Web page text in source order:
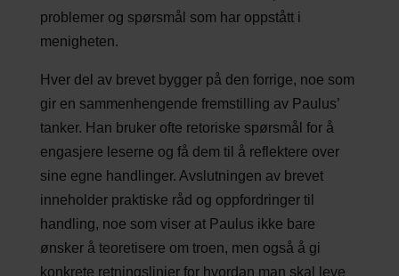
problemer og spørsmål som har oppstått i
menigheten.
Hver del av brevet bygger på den forrige, noe som
gir en sammenhengende fremstilling av Paulus’
tanker. Han bruker ofte retoriske spørsmål for å
engasjere leserne og få dem til å reflektere over
sine egne handlinger. Avslutningen av brevet
inneholder praktiske råd og oppfordringer til
handling, noe som viser at Paulus ikke bare
ønsker å teoretisere om troen, men også å gi
konkrete retningslinjer for hvordan man skal leve